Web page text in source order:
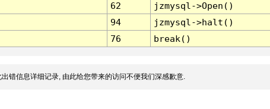
62
jzmysql->Open()
94
jzmysql->halt()
76 break()
错信息详细记录, 由此给您带来的访问不便我们深感歉意.